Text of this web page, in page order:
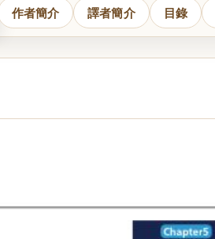
作者簡介 譯者簡介 目錄